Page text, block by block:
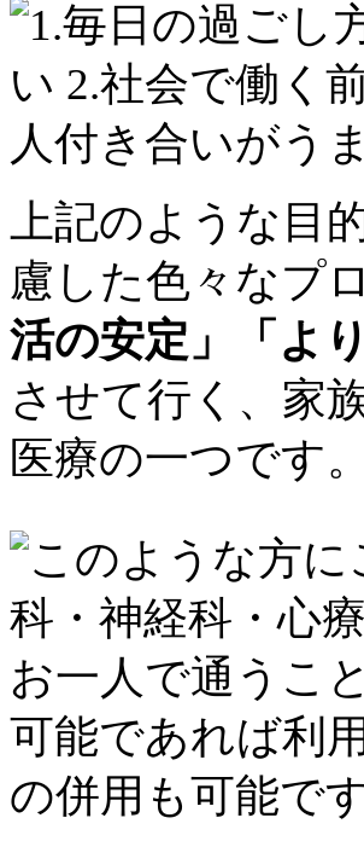
上記のような目
慮した色々なプ
活の安定」「よ
させて行く、家
医療の一つです。